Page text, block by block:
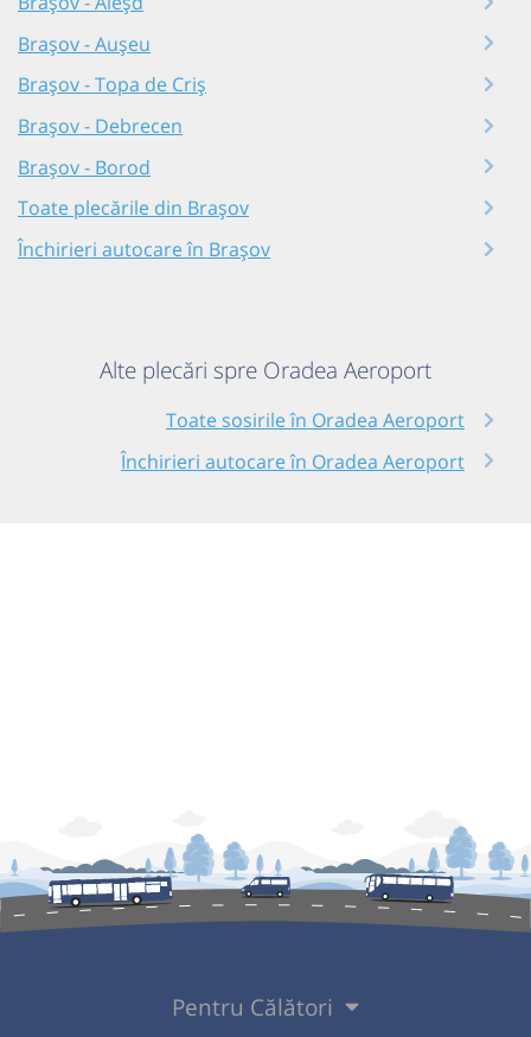
Brașov - Aușeu
Brașov - Topa de Criș
Brașov - Debrecen
Brașov - Borod
Toate plecările din Brașov
Închirieri autocare în Brașov
Alte plecări spre Oradea Aeroport
Toate sosirile în Oradea Aeroport
Închirieri autocare în Oradea Aeroport
Pentru Călători